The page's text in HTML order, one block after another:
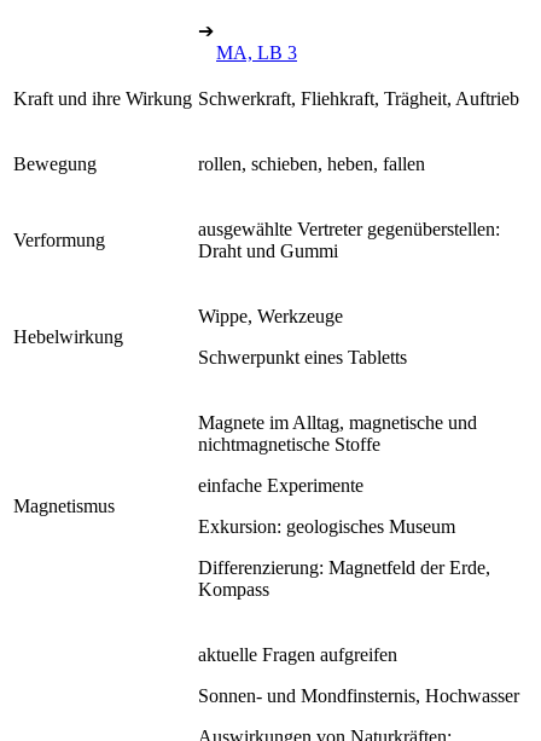
➔
MA, LB 3
Kraft und ihre Wirkung Schwerkraft, Fliehkraft, Trägheit, Auftrieb
Bewegung rollen, schieben, heben, fallen
Verformung
ausgewählte Vertreter gegenüberstellen:
Draht und Gummi
Hebelwirkung
Wippe, Werkzeuge
Schwerpunkt eines Tabletts
Magnetismus
Magnete im Alltag, magnetische und
nichtmagnetische Stoffe
einfache Experimente
Exkursion: geologisches Museum
Differenzierung: Magnetfeld der Erde,
Kompass
aktuelle Fragen aufgreifen
Sonnen- und Mondfinsternis, Hochwasser
Auswirkungen von Naturkräften: